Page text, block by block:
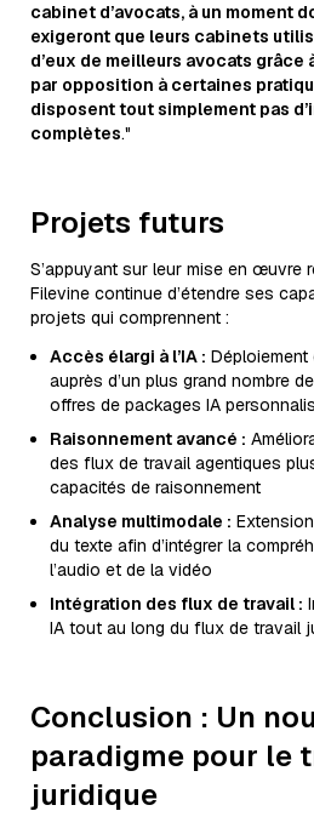
cabinet d’avocats, à un moment
exigeront que leurs cabinets
d’eux de meilleurs avocats
par opposition à certaines
disposent tout simplement pas
complètes."
Projets futurs
S’appuyant sur leur mise en œuvre
Filevine continue d’étendre ses
projets qui comprennent :
Accès élargi à l’IA : Déploiement
auprès d’un plus grand nombre
offres de packages IA
Raisonnement avancé :
des flux de travail agentiques
capacités de raisonnement
Analyse multimodale :
du texte afin d’intégrer la
l’audio et de la vidéo
Intégration des flux de travail :
IA tout au long du flux de travail
Conclusion : Un
paradigme pour le
juridique